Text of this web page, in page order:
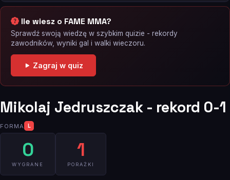
Ile wiesz o FAME MMA?
Sprawdź swoją wiedzę w szybkim quizie - rekordy
zawodników, wyniki gal i walki wieczoru.
Zagraj w quiz
Mikolaj Jedruszczak - rekord 0-1
FORMA L
0
WYGRANE
1
PORAŻKI